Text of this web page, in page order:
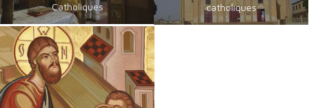
Catholiques
catholiques